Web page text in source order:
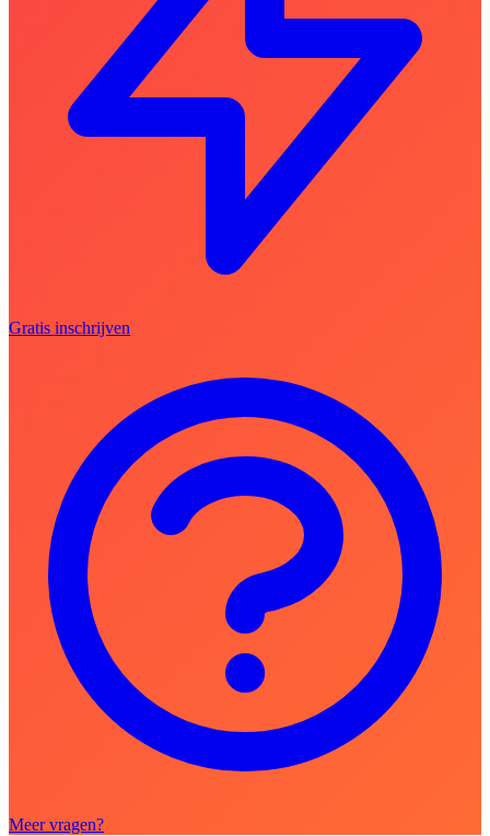
Gratis inschrijven
Meer vragen?